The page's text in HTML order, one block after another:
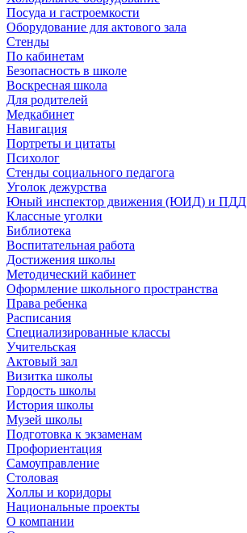
Посуда и гастроемкости
Оборудование для актового зала
Стенды
По кабинетам
Безопасность в школе
Воскресная школа
Для родителей
Медкабинет
Навигация
Портреты и цитаты
Психолог
Стенды социального педагога
Уголок дежурства
Юный инспектор движения (ЮИД) и ПДД
Классные уголки
Библиотека
Воспитательная работа
Достижения школы
Методический кабинет
Оформление школьного пространства
Права ребенка
Расписания
Специализированные классы
Учительская
Актовый зал
Визитка школы
Гордость школы
История школы
Музей школы
Подготовка к экзаменам
Профориентация
Самоуправление
Столовая
Холлы и коридоры
Национальные проекты
О компании